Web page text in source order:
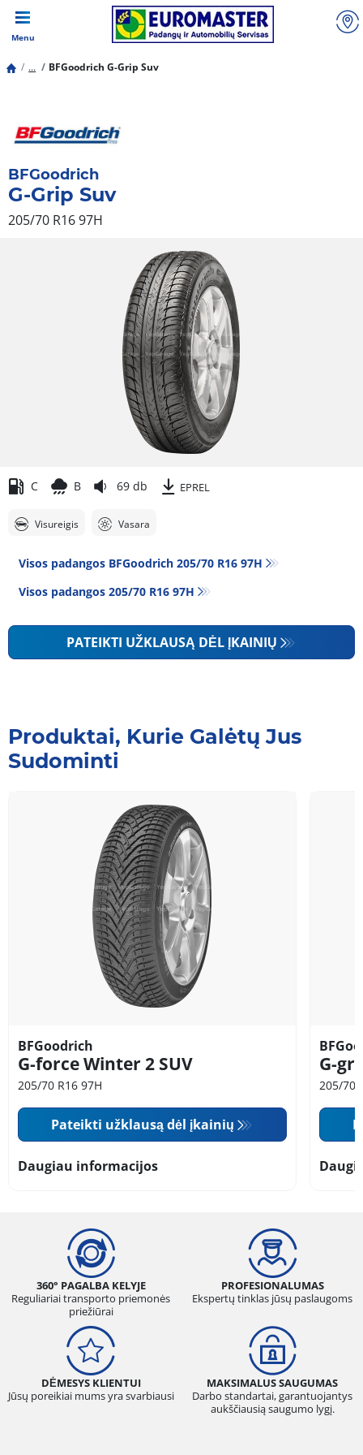
Menu
... BFGoodrich G-Grip Suv
BFGoodrich
G-Grip Suv
205/70 R16 97H
C B 69 db EPREL
Visureigis Vasara
Visos padangos BFGoodrich 205/70 R16 97H
Visos padangos‎ 205/70 R16 97H
PATEIKTI UŽKLAUSĄ DĖL ĮKAINIŲ
Produktai, Kurie Galėtų Jus
Sudominti
BFGoodrich
G-force Winter 2 SUV
205/70 R16 97H
Pateikti užklausą dėl įkainių
Daugiau informacijos
G-
205/70
360° PAGALBA KELYJE
Reguliariai transporto priemonės
priežiūrai
PROFESIONALUMAS
Ekspertų tinklas jūsų paslaugoms
DĖMESYS KLIENTUI
Jūsų poreikiai mums yra svarbiausi
MAKSIMALUS SAUGUMAS
Darbo standartai, garantuojantys
aukščiausią saugumo lygį.